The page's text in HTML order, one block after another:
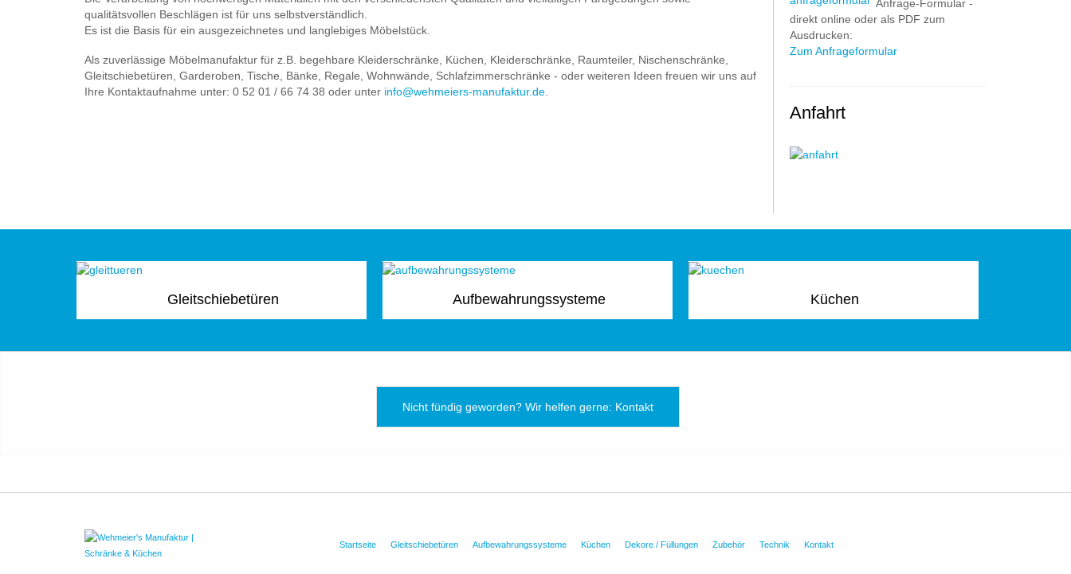
qualitätsvollen Beschlägen ist für uns selbstverständlich.
Es ist die Basis für ein ausgezeichnetes und langlebiges Möbelstück.
Als zuverlässige Möbelmanufaktur für z.B. begehbare Kleiderschränke, Küchen, Kleiderschränke, Raumteiler, Nischenschränke,
Gleitschiebetüren, Garderoben, Tische, Bänke, Regale, Wohnwände, Schlafzimmerschränke - oder weiteren Ideen freuen wir uns auf
Ihre Kontaktaufnahme unter: 0 52 01 / 66 74 38 oder unter info@wehmeiers-manufaktur.de
Anfrage-Formular -
direkt online oder als PDF zum
Ausdrucken:
Zum Anfrageformular
Anfahrt
Gleitschiebetüren Aufbewahrungssysteme Küchen
Nicht fündig geworden? Wir helfen gerne: Kontakt
Startseite Gleitschiebetüren Aufbewahrungssysteme Küchen Dekore / Füllungen Zubehör Technik Kontakt